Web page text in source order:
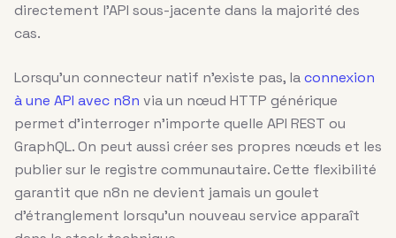
directement l’API sous-jacente dans la majorité des
cas.
Lorsqu’un connecteur natif n’existe pas, laconnexion
à une API avec n8n via un nœud HTTP générique
permet d’interroger n’importe quelle API REST ou
GraphQL. On peut aussi créer ses propres nœuds et les
publier sur le registre communautaire. Cette flexibilité
garantit que n8n ne devient jamais un goulet
d’étranglement lorsqu’un nouveau service apparaît